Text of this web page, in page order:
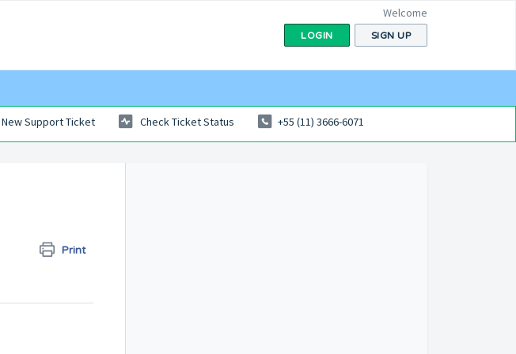
Welcome
LOGIN SIGN UP
New Support Ticket Check Ticket Status +55 (11) 3666-6071
Print